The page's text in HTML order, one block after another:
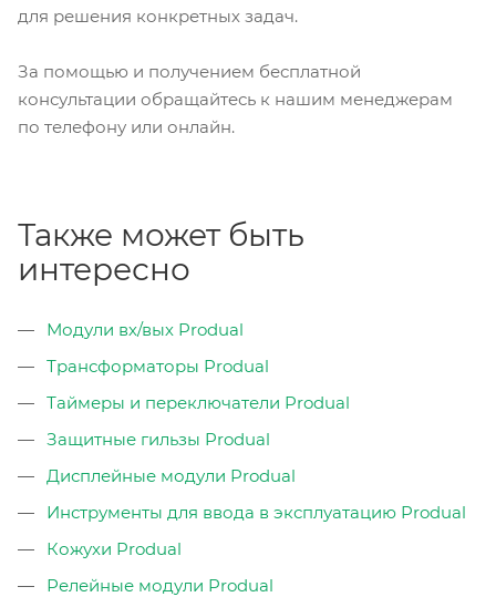
для решения конкретных задач.
За помощью и получением бесплатной
консультации обращайтесь к нашим менеджерам
по телефону или онлайн.
Также может быть
интересно
Модули вх/вых Produal
Трансформаторы Produal
Таймеры и переключатели Produal
Защитные гильзы Produal
Дисплейные модули Produal
Инструменты для ввода в эксплуатацию Produal
Кожухи Produal
Релейные модули Produal